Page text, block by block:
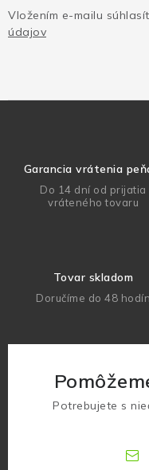
Vložením e-mailu
údajov
Garancia vrátenia
Do 14 dní od prijatia
vráteného tovaru
Tovar skladom
Doručíme do 48 hodín
Potrebujete s